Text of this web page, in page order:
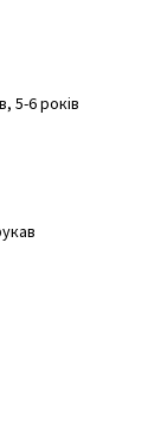
, 5-6 років